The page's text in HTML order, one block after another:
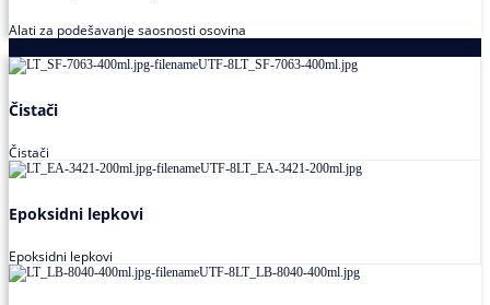
Alati za podešavanje saosnosti osovina
Čistači
Čistači
Epoksidni lepkovi
Epoksidni lepkovi